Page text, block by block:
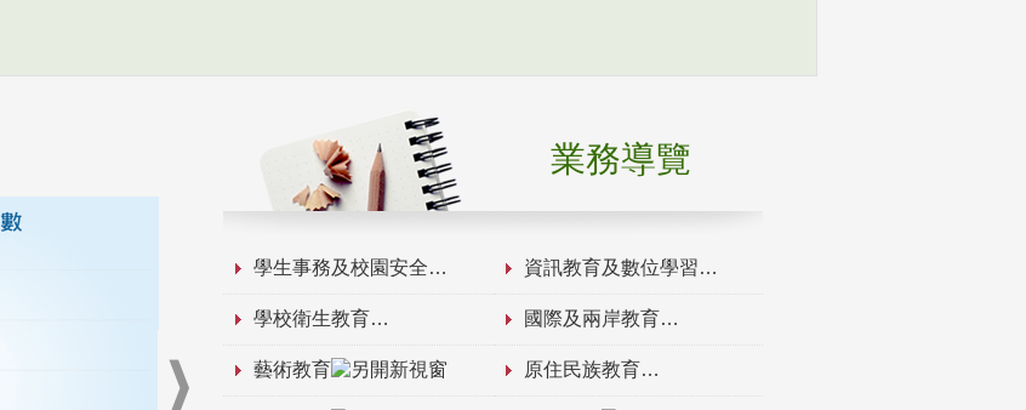
業務導覽
學生事務及校園安全 資訊教育及數位學習
學校衛生教育 國際及兩岸教育
藝術教育 原住民族教育